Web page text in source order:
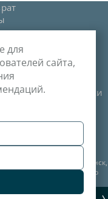
данных
Служба поддержки
номер в
№190961479 от
Беларусь, г. Минск,
пом. 15-17 Единый номер
для
сайта,